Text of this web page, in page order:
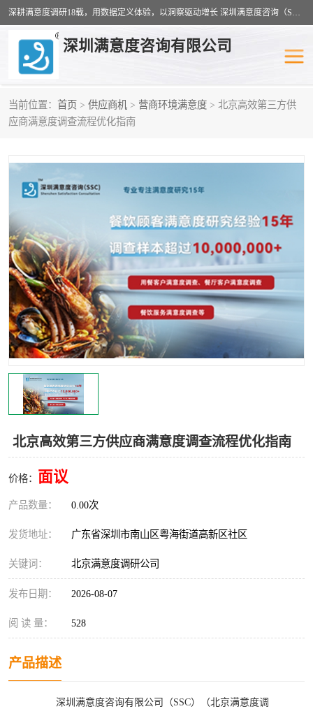
深耕满意度调研18载，用数据定义体验，以洞察驱动增长 深圳满意度咨询（SSC）：十八年专注，丈量每一份体验。
深圳满意度咨询有限公司
当前位置： 首页 > 供应商机 > 营商环境满意度 > 北京高效第三方供
应商满意度调查流程优化指南
北京高效第三方供应商满意度调查流程优化指南
价格： 面议
产品数量： 0.00次
发货地址： 广东省深圳市南山区粤海街道高新区社区
关键词： 北京满意度调研公司
发布日期： 2026-08-07
阅 读 量： 528
产品描述
深圳满意度咨询有限公司（SSC） （北京满意度调
物业满意度调查
公共事务满意度调查 餐饮业满意度调查
营商环境满意度 员工满意度
服务满意度调查 汽车行业满意度